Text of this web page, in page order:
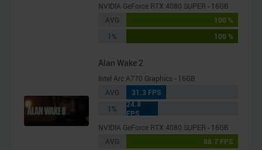
NVIDIA GeForce RTX 4080 SUPER - 16GB
AVG
100 %
1%
100 %
Alan Wake 2
Intel Arc A770 Graphics - 16GB
AVG
31.3 FPS
1%
24.8
FPS
NVIDIA GeForce RTX 4080 SUPER - 16GB
AVG
88.7 FPS